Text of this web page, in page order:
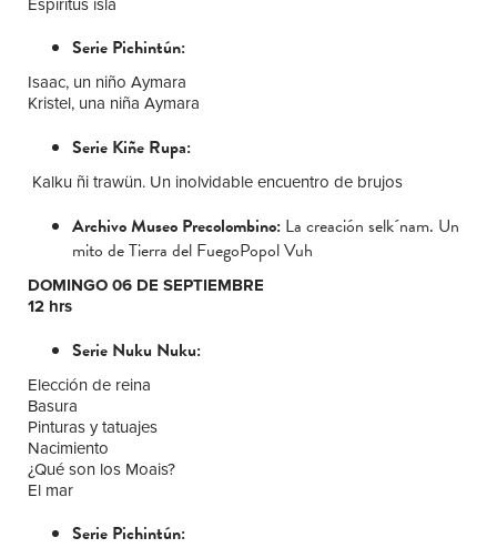
Espíritus isla
Serie Pichintún:
Isaac, un niño Aymara
Kristel, una niña Aymara
Serie Kiñe Rupa:
Kalku ñi trawün. Un inolvidable encuentro de brujos
Archivo Museo Precolombino: La creación selk´nam. Un
mito de Tierra del FuegoPopol Vuh
DOMINGO 06 DE SEPTIEMBRE
12 hrs
Serie Nuku Nuku:
Elección de reina
Basura
Pinturas y tatuajes
Nacimiento
¿Qué son los Moais?
El mar
Serie Pichintún: